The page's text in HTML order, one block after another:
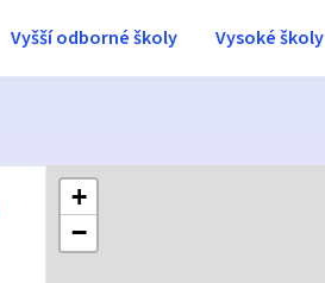
Vyšší odborné školy Vysoké školy
+
−